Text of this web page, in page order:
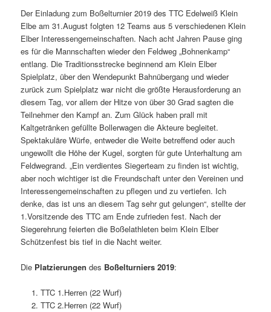
Der Einladung zum Boßelturnier 2019 des TTC Edelweiß Klein
Elbe am 31.August folgten 12 Teams aus 5 verschiedenen Klein
Elber Interessengemeinschaften. Nach acht Jahren Pause ging
es für die Mannschaften wieder den Feldweg „Bohnenkamp“
entlang. Die Traditionsstrecke beginnend am Klein Elber
Spielplatz, über den Wendepunkt Bahnübergang und wieder
zurück zum Spielplatz war nicht die größte Herausforderung an
diesem Tag, vor allem der Hitze von über 30 Grad sagten die
Teilnehmer den Kampf an. Zum Glück haben prall mit
Kaltgetränken gefüllte Bollerwagen die Akteure begleitet.
Spektakuläre Würfe, entweder die Weite betreffend oder auch
ungewollt die Höhe der Kugel, sorgten für gute Unterhaltung am
Feldwegrand. „Ein verdientes Siegerteam zu finden ist wichtig,
aber noch wichtiger ist die Freundschaft unter den Vereinen und
Interessengemeinschaften zu pflegen und zu vertiefen. Ich
denke, das ist uns an diesem Tag sehr gut gelungen“, stellte der
1.Vorsitzende des TTC am Ende zufrieden fest. Nach der
Siegerehrung feierten die Boßelathleten beim Klein Elber
Schützenfest bis tief in die Nacht weiter.
Die Platzierungen des Boßelturniers 2019:
TTC 1.Herren (22 Wurf)
TTC 2.Herren (22 Wurf)